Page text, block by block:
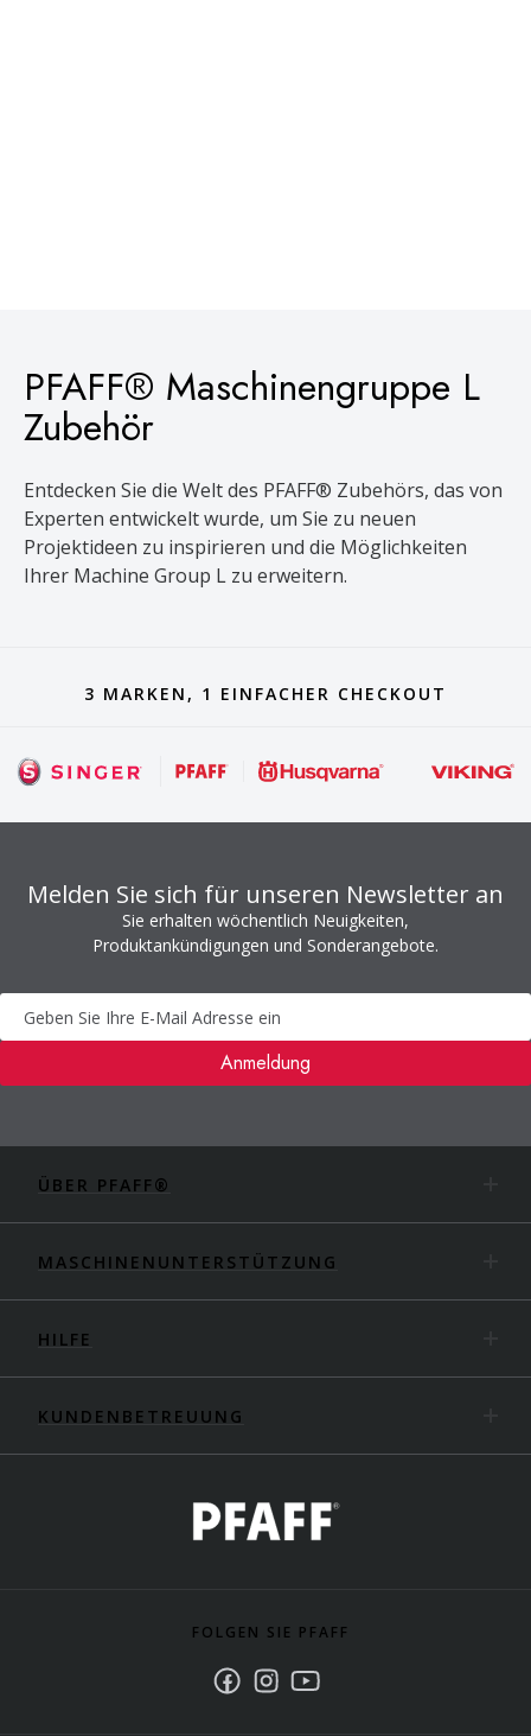
PFAFF® Maschinengruppe L
Zubehör
Entdecken Sie die Welt des PFAFF® Zubehörs, das von
Experten entwickelt wurde, um Sie zu neuen
Projektideen zu inspirieren und die Möglichkeiten
Ihrer Machine Group L zu erweitern.
3 MARKEN, 1 EINFACHER CHECKOUT
Melden Sie sich für unseren Newsletter an
Sie erhalten wöchentlich Neuigkeiten,
Produktankündigungen und Sonderangebote.
Newsletter
Anmeldung
ÜBER PFAFF®
MASCHINENUNTERSTÜTZUNG
HILFE
KUNDENBETREUUNG
FOLGEN SIE PFAFF